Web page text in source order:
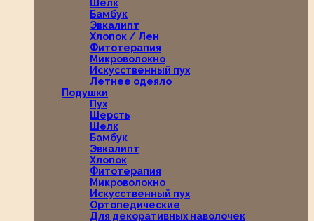
Шелк
Бамбук
Эвкалипт
Хлопок / Лен
Фитотерапия
Микроволокно
Искусственный пух
Летнее одеяло
Подушки
Пух
Шерсть
Шелк
Бамбук
Эвкалипт
Хлопок
Фитотерапия
Микроволокно
Искусственный пух
Ортопедические
Для декоративных наволочек